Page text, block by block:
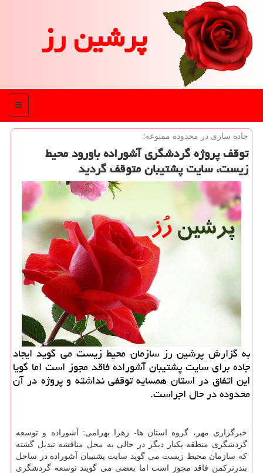
پرشین رز
منو
جاده سازی در محدوده ممنوعه؛
توقف پروژه گردشگری آشوراده باورود محیط
زیست، سایت پشتیبان متوقف گردید
به گزارش پرشین رز سازمان محیط زیست می گوید ایجاد
جاده برای سایت پشتیبان آشوراده فاقد مجوز است اما گویا
این اتفاق در استان همسایه توقفی نداشته و پروژه در آن
محدوده در حال اجراست.
خبرگزاری مهر، گروه استان ها- زهرا بهرامی: آشوراده و توسعه
گردشگری منطقه یكبار دیگر در حالی به محل مناقشه تبدیل گشته
كه سازمان محیط زیست می گوید سایت پشتیبان آشوراده در ساحل
بندرتركمن فاقد مجوز است اما بعضی می گویند توسعه گردشگری